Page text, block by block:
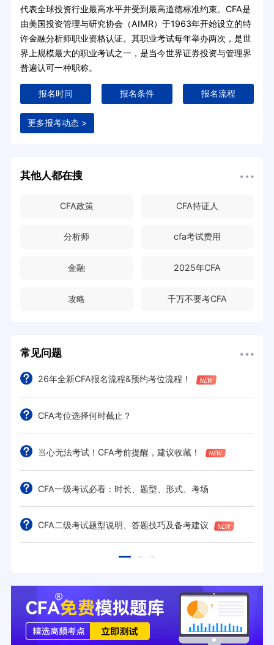
代表全球投资行业最高水平并受到最高道德标准约束。CFA是
由美国投资管理与研究协会（AIMR）于1963年开始设立的特
许金融分析师职业资格认证。其职业考试每年举办两次，是世
界上规模最大的职业考试之一，是当今世界证券投资与管理界
普遍认可一种职称。
报名时间 报名条件 报名流程
更多报考动态 >
其他人都在搜
CFA政策 CFA持证人
分析师 cfa考试费用
金融 2025年CFA
攻略 千万不要考CFA
常见问题
26年全新CFA报名流程&预约考位流程！
CFA考位选择何时截止？
当心无法考试！CFA考前提醒，建议收藏！
CFA一级考试必看：时长、题型、形式、考场
CFA二级考试题型说明、答题技巧及备考建议